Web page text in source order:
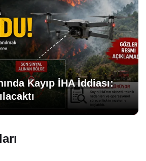
Kayıp İHA İddiası: